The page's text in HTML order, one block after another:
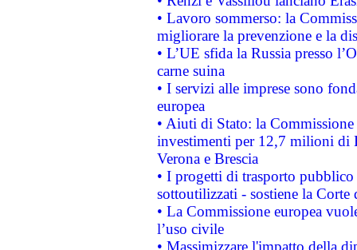
• Lavoro sommerso: la
migliorare la prevenzione e la
• L’UE sfida la Russia presso
carne suina
• I servizi alle imprese sono
europea
• Aiuti di Stato: la
investimenti per 12,7 milioni di
Verona e Brescia
• I progetti di trasporto
sottoutilizzati - sostiene la Corte
• La Commissione europea
l’uso civile
• Massimizzare l'impatto della